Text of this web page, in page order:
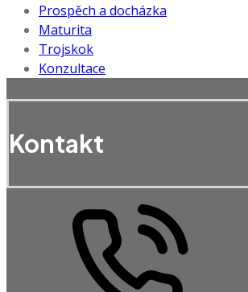
Prospěch a docházka
Maturita
Trojskok
Konzultace
Kontakt